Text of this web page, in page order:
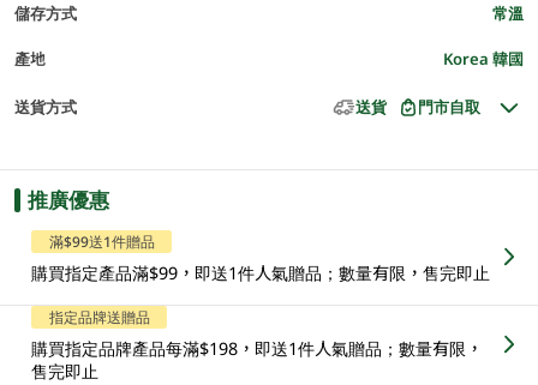
儲存方式 常溫
產地 Korea 韓國
送貨方式 送貨 門市自取
推廣優惠
滿$99送1件贈品
購買指定產品滿$99，即送1件人氣贈品；數量有限，售完即止
指定品牌送贈品
購買指定品牌產品每滿$198，即送1件人氣贈品；數量有限，
售完即止